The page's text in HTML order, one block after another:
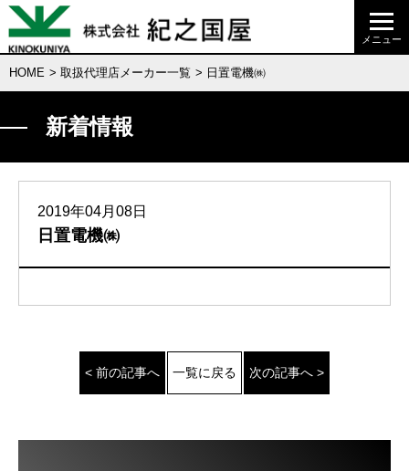
HOME > 取扱代理店メーカー一覧 > 日置電機㈱
新着情報
2019年04月08日
日置電機㈱
< 前の記事へ 一覧に戻る 次の記事へ >